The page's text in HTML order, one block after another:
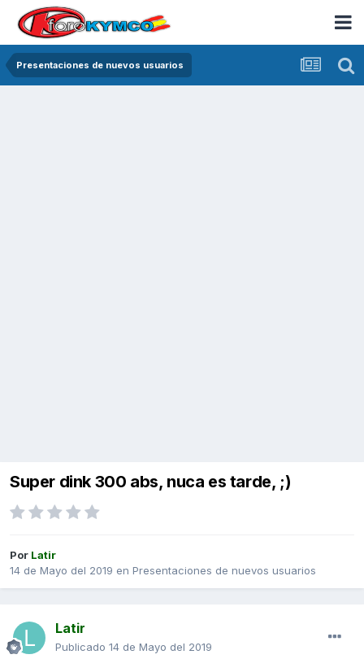
Presentaciones de nuevos usuarios
Super dink 300 abs, nuca es tarde, ;)
Por Latir
14 de Mayo del 2019 en Presentaciones de nuevos usuarios
Latir
Publicado 14 de Mayo del 2019